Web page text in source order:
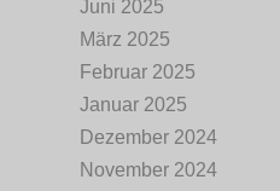
Juni 2025
März 2025
Februar 2025
Januar 2025
Dezember 2024
November 2024